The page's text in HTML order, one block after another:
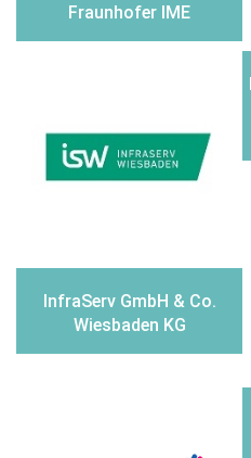
Fraunhofer IME
lnfraServ GmbH & Co.
Wiesbaden KG